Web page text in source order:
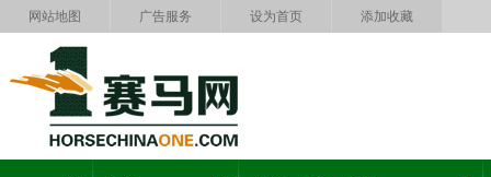
网站地图 广告服务 设为首页 添加收藏